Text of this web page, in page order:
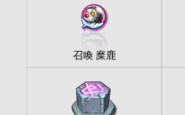
召喚 糜鹿